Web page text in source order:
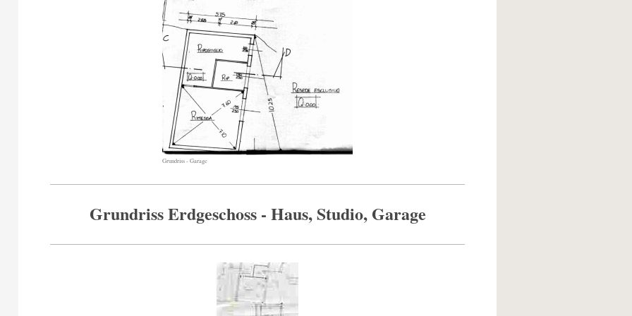
Grundriss - Garage
Grundriss Erdgeschoss - Haus, Studio, Garage